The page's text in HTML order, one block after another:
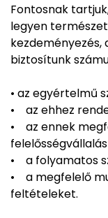
Fontosnak
legyen
biztosítunk
• az egyértelmű
• az ehhez
• az ennek
• a folyamatos
• a megfelelő
feltételeket.